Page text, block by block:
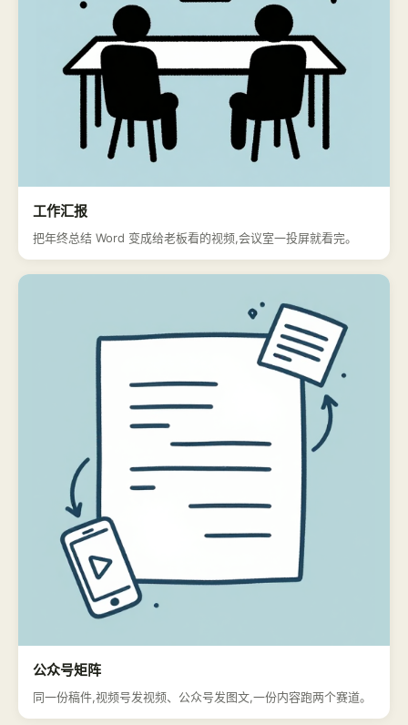
工作汇报
把年终总结 Word 变成给老板看的视频,会议室一投屏就看完。
公众号矩阵
同一份稿件,视频号发视频、公众号发图文,一份内容跑两个赛道。